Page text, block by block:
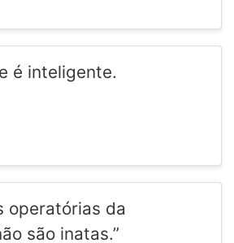
é inteligente.
operatórias da
são inatas.”